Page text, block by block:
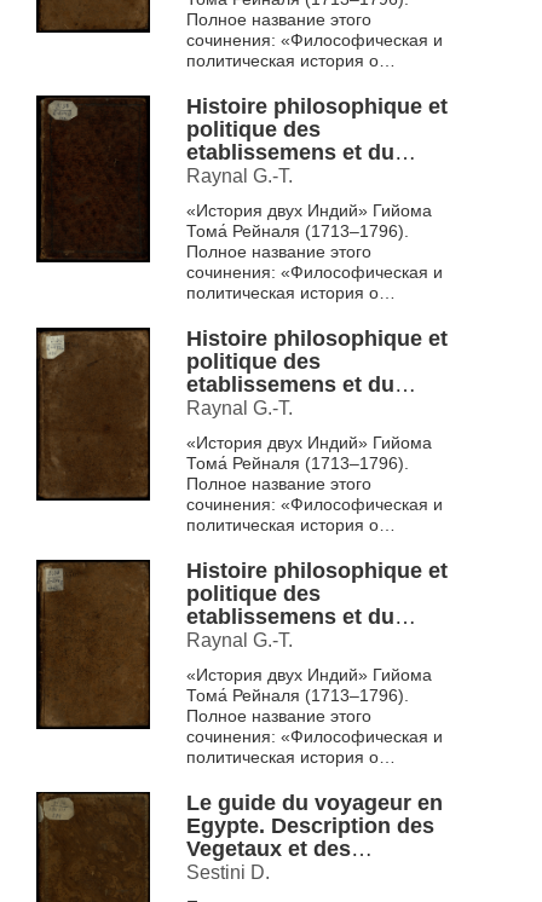
Полное название этого
сочинения: «Философическая и
политическая история о
европейцев в обеих Индиях».
Впервые этот ...
Histoire philosophique et
politique des
etablissemens et du
commerce des
Europeens dans les deux
Indes T. 8
Raynal G.-T.
«История двух Индий» Гийома
Тома́ Рейналя (1713–1796).
Полное название этого
сочинения: «Философическая и
политическая история о
европейцев в обеих Индиях».
Впервые этот ...
Histoire philosophique et
politique des
etablissemens et du
commerce des
Europeens dans les deux
Indes T. 8
Raynal G.-T.
«История двух Индий» Гийома
Тома́ Рейналя (1713–1796).
Полное название этого
сочинения: «Философическая и
политическая история о
европейцев в обеих Индиях».
Впервые этот ...
Histoire philosophique et
politique des
etablissemens et du
commerce des
Europeens dans les deux
Indes T. 9
Raynal G.-T.
«История двух Индий» Гийома
Тома́ Рейналя (1713–1796).
Полное название этого
сочинения: «Философическая и
политическая история о
европейцев в обеих Индиях».
Впервые этот ...
Le guide du voyageur en
Egypte. Description des
Vegetaux et des
Mineraux qui existent en
Egypte
Sestini D.